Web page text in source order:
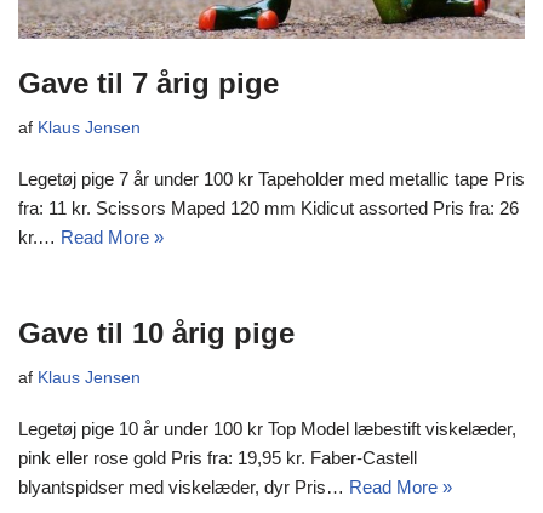
Gave til 7 årig pige
af Klaus Jensen
Legetøj pige 7 år under 100 kr Tapeholder med metallic tape Pris
fra: 11 kr. Scissors Maped 120 mm Kidicut assorted Pris fra: 26
kr.… Read More »
Gave til 10 årig pige
af Klaus Jensen
Legetøj pige 10 år under 100 kr Top Model læbestift viskelæder,
pink eller rose gold Pris fra: 19,95 kr. Faber-Castell
blyantspidser med viskelæder, dyr Pris… Read More »